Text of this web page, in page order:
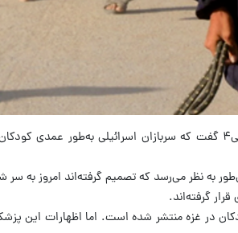
به گزارش فارس، پروفسور نیک مینارد، جراح انگلیسی که در غزه به درمان مجروحان مشغول
نظر می‌رسد که تصمیم گرفته‌اند امروز به سر
گرفته‌اند.
در غزه منتشر شده است. اما اظهارات این